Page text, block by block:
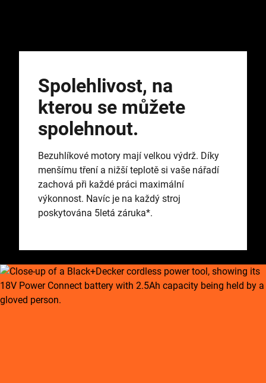
Spolehlivost, na
kterou se můžete
spolehnout.
Bezuhlíkové motory mají velkou výdrž. Díky
menšímu tření a nižší teplotě si vaše nářadí
zachová při každé práci maximální
výkonnost. Navíc je na každý stroj
poskytována 5letá záruka*.